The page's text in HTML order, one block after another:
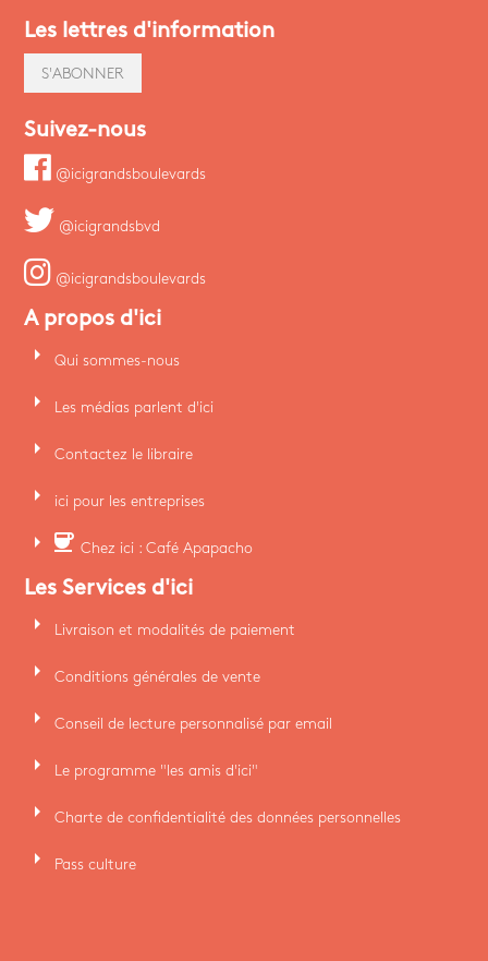
Les lettres d'information
S'ABONNER
Suivez-nous
@icigrandsboulevards
@icigrandsbvd
@icigrandsboulevards
A propos d'ici
arrow_right Qui sommes-nous
arrow_right Les médias parlent d'ici
arrow_right Contactez le libraire
arrow_right ici pour les entreprises
arrow_right coffee Chez ici : Café Apapacho
Les Services d'ici
arrow_right Livraison et modalités de paiement
arrow_right Conditions générales de vente
arrow_right Conseil de lecture personnalisé par email
arrow_right Le programme "les amis d'ici"
arrow_right Charte de confidentialité des données personnelles
arrow_right Pass culture